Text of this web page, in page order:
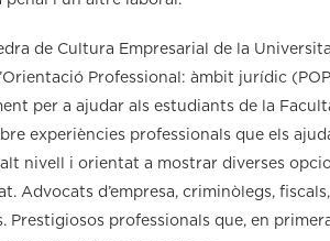
de Cultura Empresarial de la
Professional: àmbit jurídic
per a ajudar als estudiants de la
experiències professionals que els
nivell i orientat a mostrar diverses
Advocats d’empresa, criminòlegs,
Prestigiosos professionals que, en